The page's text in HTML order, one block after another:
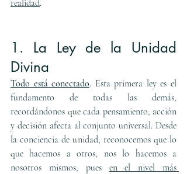
realidad.
1. La Ley de la Unidad
Divina
Todo está conectado. Esta primera ley es el
fundamento de todas las demás,
recordándonos que cada pensamiento, acción
y decisión afecta al conjunto universal. Desde
la conciencia de unidad, reconocemos que lo
que hacemos a otros, nos lo hacemos a
nosotros mismos, pues en el nivel más